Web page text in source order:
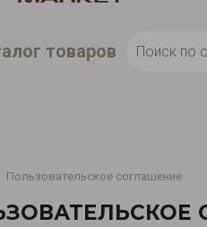
товаров
Пользовательское соглашение